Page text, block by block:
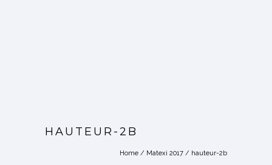
HAUTEUR-2B
Home / Matexi 2017 / hauteur-2b